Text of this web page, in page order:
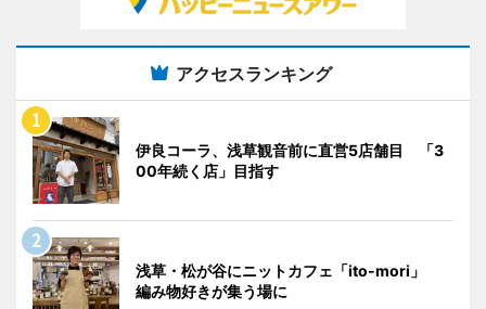
アクセスランキング
伊良コーラ、浅草観音前に直営5店舗目 「3
00年続く店」目指す
浅草・松が谷にニットカフェ「ito-mori」
編み物好きが集う場に